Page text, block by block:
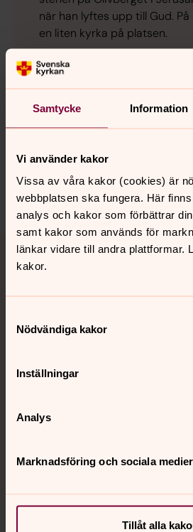
Samtycke Information
Vi använder kakor
Vissa av våra kakor (cookies) är
webbplatsen ska fungera. Här
analys och kakor som förbättrar
samt kakor som används för
länkar vidare till andra plattformar.
kakor.
Nödvändiga kakor
Inställningar
Analys
Marknadsföring och sociala medier
Tillåt alla
när han lyftes upp till Gud.
en liten kyrka på platsen.
Synpunkter eller frågor
Dela
Tillbaka till toppen
Tillbaka till innehållet
Kalender
Hitta snabbt
Sociala kanaler